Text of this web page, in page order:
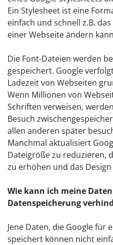
Ein Stylesheet ist eine
einfach und schnell z.B.
einer Webseite ändern
Die Font-Dateien werden
gespeichert. Google
Ladezeit von Webseiten
Wenn Millionen von
Schriften verweisen,
Besuch
allen anderen später
Manchmal aktualisiert
Dateigröße zu reduzieren,
zu erhöhen und das
Wie kann ich meine
Datenspeicherung
Jene Daten, die Google für
speichert können nicht